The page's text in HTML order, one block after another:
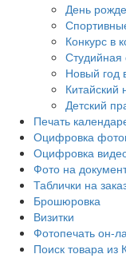
День
Конкурс в
Студийная
Новый
Китайский
Детский
Печать
Оцифровка
Оцифровка
Фото на
Таблички на
Брошюровка
Визитки
Фотопечать он-
Поиск товара